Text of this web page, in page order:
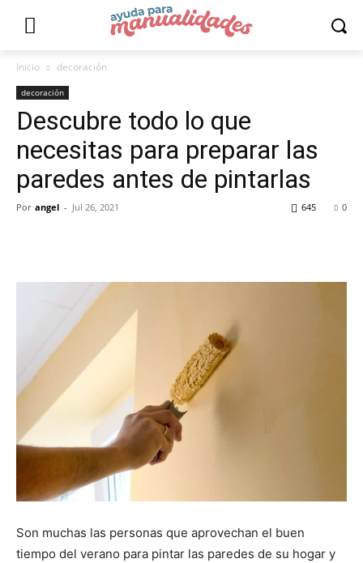
Inicio decoración
decoración
Descubre todo lo que
necesitas para preparar las
paredes antes de pintarlas
Por angel - Jul 26, 2021 0
645
Son muchas las personas que aprovechan el buen
tiempo del verano para pintar las paredes de su hogar y